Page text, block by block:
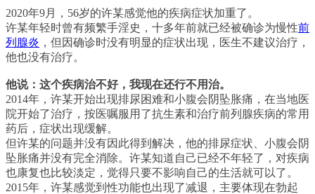
2020年9月，56岁的许某感觉他的疾病症状加重了。
许某年轻时曾有频繁手淫史，十多年前就已经被确诊为慢性前
列腺炎 ，但因确诊时没有明显的症状出现，医生不建议治疗，
他也没有治疗。
他说：这个疾病治不好，我现在还行不用治。
2014年，许某开始出现排尿困难和小腹会阴坠胀痛，在当地医
院开始了治疗，按医嘱服用了抗生素和治疗前列腺疾病的常用
药后，症状出现缓解。
但许某的问题并没有因此得到解决，他的排尿症状、小腹会阴
坠胀痛并没有完全消除。许某知道自己已经不年轻了，对疾病
也康复也比较淡定，觉得只要不影响自己的生活就可以了。
2015年，许某感觉到性功能也出现了减退，主要体现在勃起